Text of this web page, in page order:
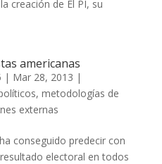
creación de El PI, su
americanas
| Mar 28, 2013 |
, metodologías de
externas
conseguido predecir con
electoral en todos